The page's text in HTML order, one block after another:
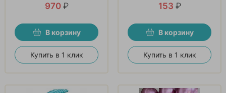
970 ₽
В корзину
Купить в 1 клик
153 ₽
В корзину
Купить в 1 клик